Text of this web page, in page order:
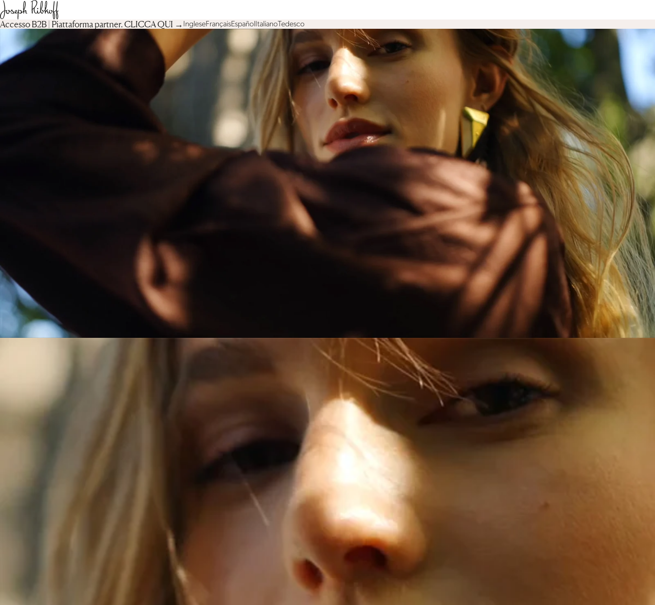
Accesso B2B | Piattaforma partner︎. CLICCA QUI → IngleseFrançaisEspañolItalianoTedesco